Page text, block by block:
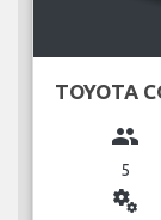
TOYOTA
group
5
miscellaneous_services